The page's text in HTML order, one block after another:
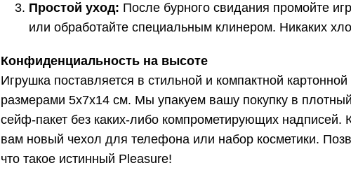
Простой уход: После бурного свидания промойте
или обработайте специальным клинером. Никаких
Конфиденциальность на высоте
Игрушка поставляется в стильной и компактной
размерами 5x7x14 см. Мы упакуем вашу покупку в
сейф-пакет без каких-либо компрометирующих надписей.
вам новый чехол для телефона или набор косметики.
что такое истинный Pleasure!